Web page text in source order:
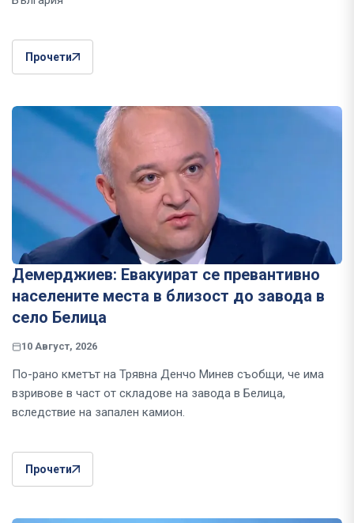
Прочети
Демерджиев: Евакуират се превантивно
населените места в близост до завода в
село Белица
10 Август, 2026
По-рано кметът на Трявна Денчо Минев съобщи, че има
взривове в част от складове на завода в Белица,
вследствие на запален камион.
Прочети